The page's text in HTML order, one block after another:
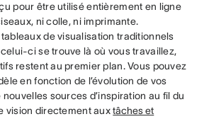
pour être utilisé entièrement en ligne
ni colle, ni imprimante.
de visualisation traditionnels
ci se trouve là où vous travaillez,
restent au premier plan. Vous pouvez
en fonction de l’évolution de vos
sources d’inspiration au fil du
vision directement auxtâches et